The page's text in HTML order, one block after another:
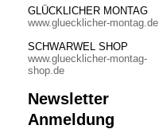
GLÜCKLICHER MONTAG
www.gluecklicher-montag.de
SCHWARWEL SHOP
www.gluecklicher-montag-
shop.de
Newsletter
Anmeldung